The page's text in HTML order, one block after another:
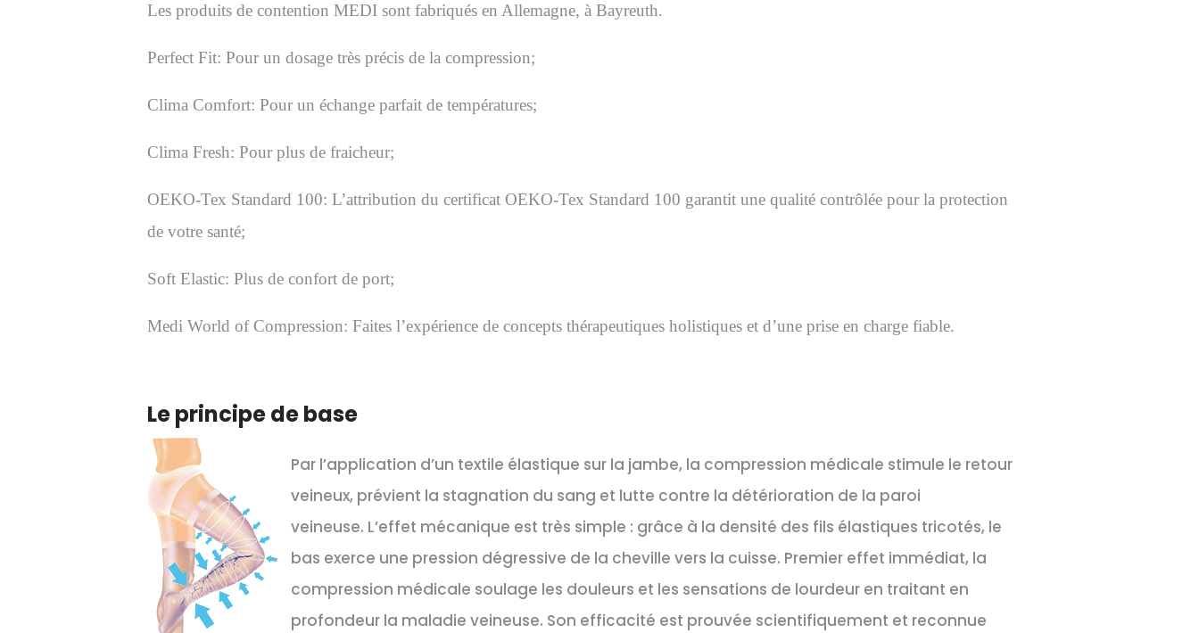
Les produits de contention MEDI sont fabriqués en Allemagne, à Bayreuth.
Perfect Fit: Pour un dosage très précis de la compression;
Clima Comfort: Pour un échange parfait de températures;
Clima Fresh: Pour plus de fraicheur;
OEKO-Tex Standard 100: L’attribution du certificat OEKO-Tex Standard 100 garantit une qualité contrôlée pour la protection
de votre santé;
Soft Elastic: Plus de confort de port;
Medi World of Compression: Faites l’expérience de concepts thérapeutiques holistiques et d’une prise en charge fiable.
Le principe de base
Par l’application d’un textile élastique sur la jambe, la compression médicale stimule le retour
veineux, prévient la stagnation du sang et lutte contre la détérioration de la paroi
veineuse. L’effet mécanique est très simple : grâce à la densité des fils élastiques tricotés, le
bas exerce une pression dégressive de la cheville vers la cuisse. Premier effet immédiat, la
compression médicale soulage les douleurs et les sensations de lourdeur en traitant en
profondeur la maladie veineuse. Son efficacité est prouvée scientifiquement et reconnue